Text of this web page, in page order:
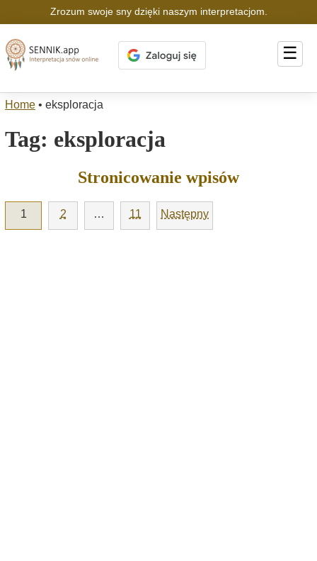
Zrozum swoje sny dzięki naszym interpretacjom.
☰
Home • eksploracja
Tag: eksploracja
Stronicowanie wpisów
1 2 … 11 Następny